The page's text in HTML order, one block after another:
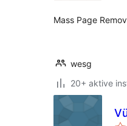
Mass Page
wesg
20+ aktive